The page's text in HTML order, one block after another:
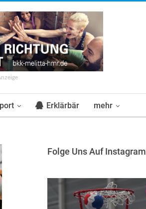
Erklärbär mehr
Folge Uns Auf Instagram